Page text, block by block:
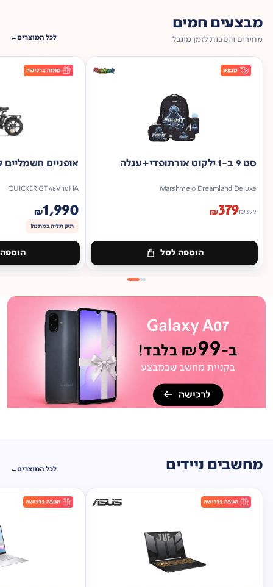
מבצעים חמים
מחירים והטבות לזמן מוגבל לכל המוצרים
סט 9 ב-1 ילקוט אורתופדי+עגלה
Marshmelo Dreamland Deluxe
₪399
₪379
הוספה לסל
אופניים חשמליים
QUICKER GT 48V 10HA
₪1,990
תיק תליה במתנה!
מחשבים ניידים לכל המוצרים